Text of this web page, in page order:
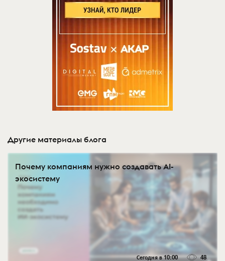
Другие материалы блога
Почему компаниям нужно создавать AI-
экосистему
Сегодня в 10:00 48